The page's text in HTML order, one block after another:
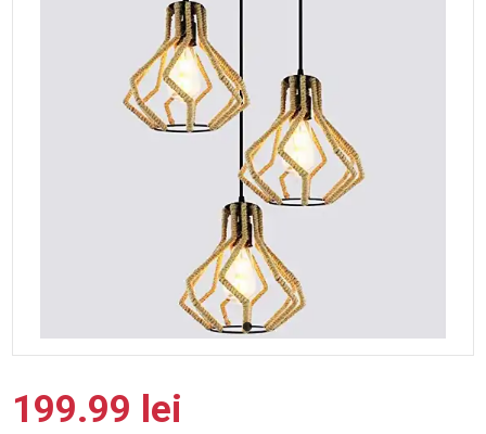
199.99 lei